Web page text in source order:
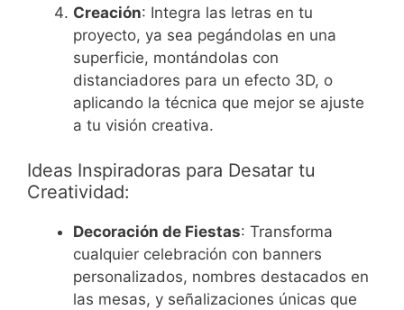
Creación: Integra las letras en tu
proyecto, ya sea pegándolas en una
superficie, montándolas con
distanciadores para un efecto 3D, o
aplicando la técnica que mejor se ajuste
a tu visión creativa.
Ideas Inspiradoras para Desatar tu
Creatividad:
Decoración de Fiestas: Transforma
cualquier celebración con banners
personalizados, nombres destacados en
las mesas, y señalizaciones únicas que